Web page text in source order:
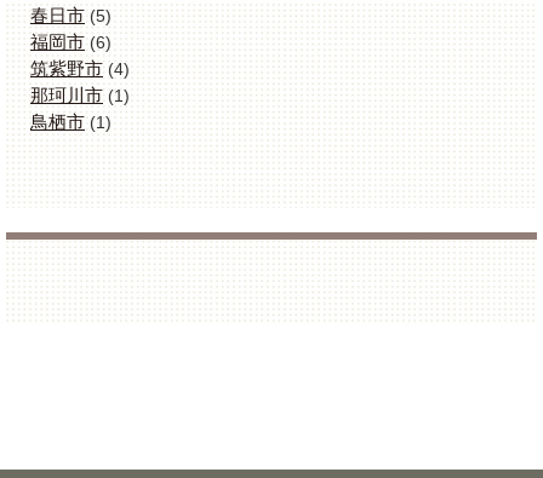
春日市(5)
福岡市(6)
筑紫野市(4)
那珂川市(1)
鳥栖市(1)